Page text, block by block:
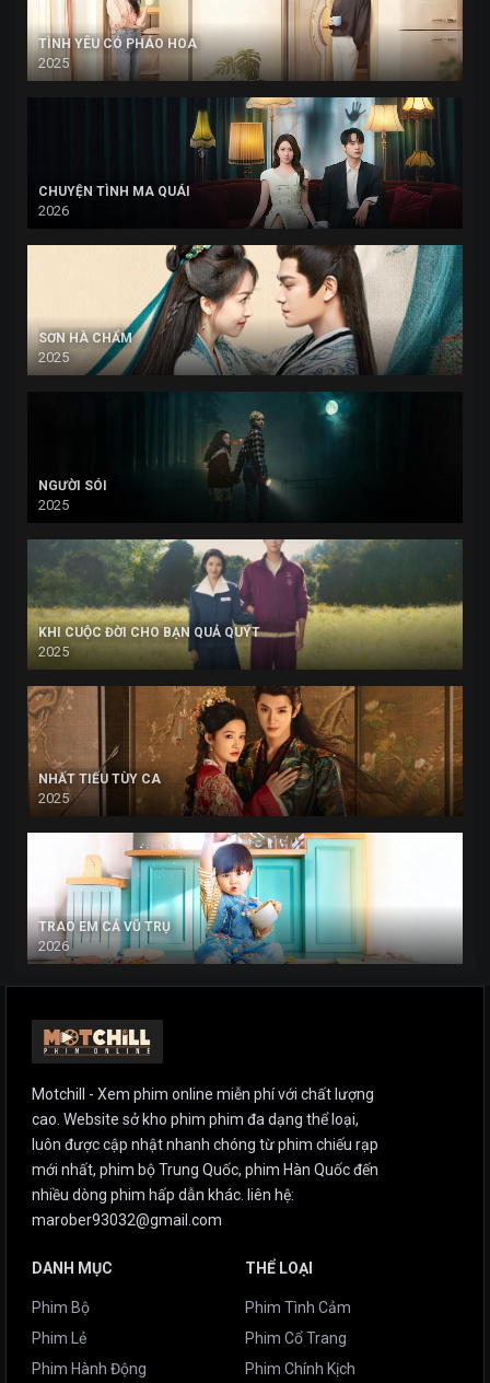
TÌNH YÊU CÓ PHÁO HOA
2025
CHUYỆN TÌNH MA QUÁI
2026
SƠN HÀ CHẨM
2025
NGƯỜI SÓI
2025
KHI CUỘC ĐỜI CHO BẠN QUẢ QUÝT
2025
NHẤT TIẾU TÙY CA
2025
TRAO EM CẢ VŨ TRỤ
2026
Motchill - Xem phim online miễn phí với chất lượng
cao. Website sở kho phim phim đa dạng thể loại,
luôn được cập nhật nhanh chóng từ phim chiếu rạp
mới nhất, phim bộ Trung Quốc, phim Hàn Quốc đến
nhiều dòng phim hấp dẫn khác. liên hệ:
marober93032@gmail.com
DANH MỤC
Phim Bộ
Phim Lẻ
Phim Hành Động
THỂ LOẠI
Phim Tình Cảm
Phim Cổ Trang
Phim Chính Kịch